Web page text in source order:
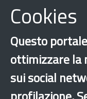
Cookies
Questo
ottimizzare la
sui social